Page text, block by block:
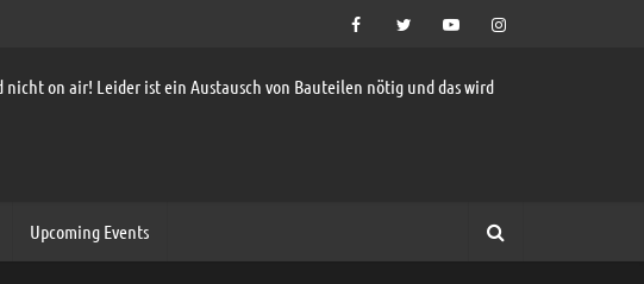
on air! Leider ist ein Austausch von Bauteilen nötig und das wird
Upcoming Events